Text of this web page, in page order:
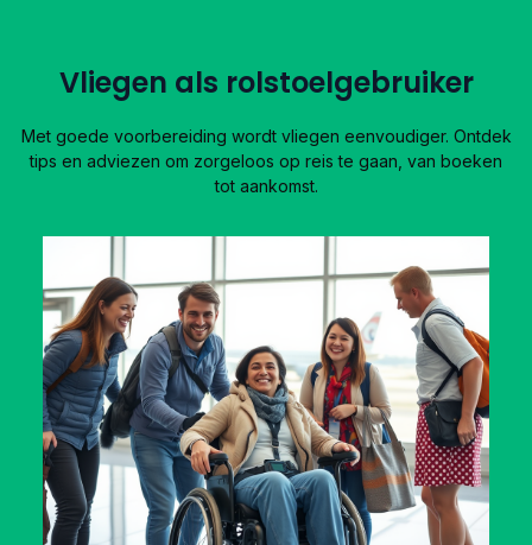
Vliegen als rolstoelgebruiker
Met goede voorbereiding wordt vliegen eenvoudiger. Ontdek
tips en adviezen om zorgeloos op reis te gaan, van boeken
tot aankomst.